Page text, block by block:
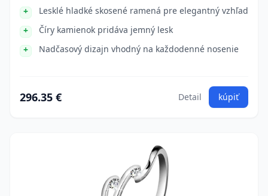
Lesklé hladké skosené ramená pre elegantný vzhľad
Číry kamienok pridáva jemný lesk
Nadčasový dizajn vhodný na každodenné nosenie
296.35 € Detail kúpiť